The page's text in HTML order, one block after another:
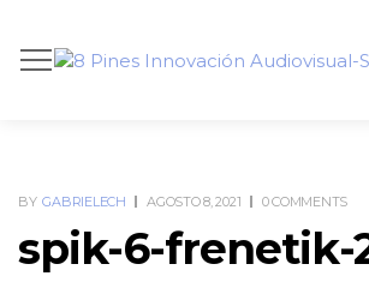
BY GABRIELECH AGOSTO 8, 2021 0 COMMENTS
spik-6-frenetik-